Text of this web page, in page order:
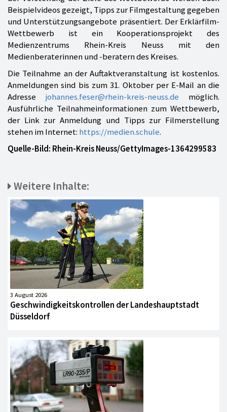
Beispielvideos gezeigt, Tipps zur Filmgestaltung gegeben
und Unterstützungsangebote präsentiert. Der Erklärfilm-
Wettbewerb ist ein Kooperationsprojekt des
Medienzentrums Rhein-Kreis Neuss mit den
Medienberaterinnen und -beratern des Kreises.
Die Teilnahme an der Auftaktveranstaltung ist kostenlos.
Anmeldungen sind bis zum 31. Oktober per E-Mail an die
Adresse johannes.feser@rhein-kreis-neuss.de möglich.
Ausführliche Teilnahmeinformationen zum Wettbewerb,
der Link zur Anmeldung und Tipps zur Filmerstellung
stehen im Internet: https://medien.schule.
Quelle-Bild: Rhein-Kreis Neuss/GettyImages-1364299583
Weitere Inhalte:
3 August 2026
Geschwindigkeitskontrollen der Landeshauptstadt
Düsseldorf